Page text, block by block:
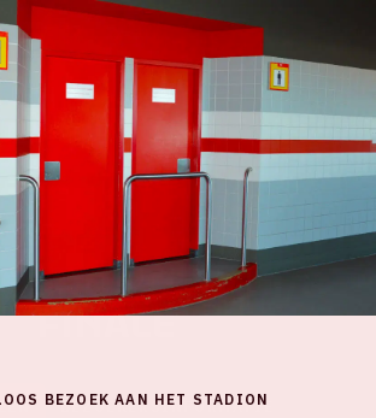
UEFA EURO 2020 | 1/8 FINALE
Oranje
EURO 2020 | 1/8
finale
BEZOEKERSINFORMATIE
BEZOEK AAN HET STADION